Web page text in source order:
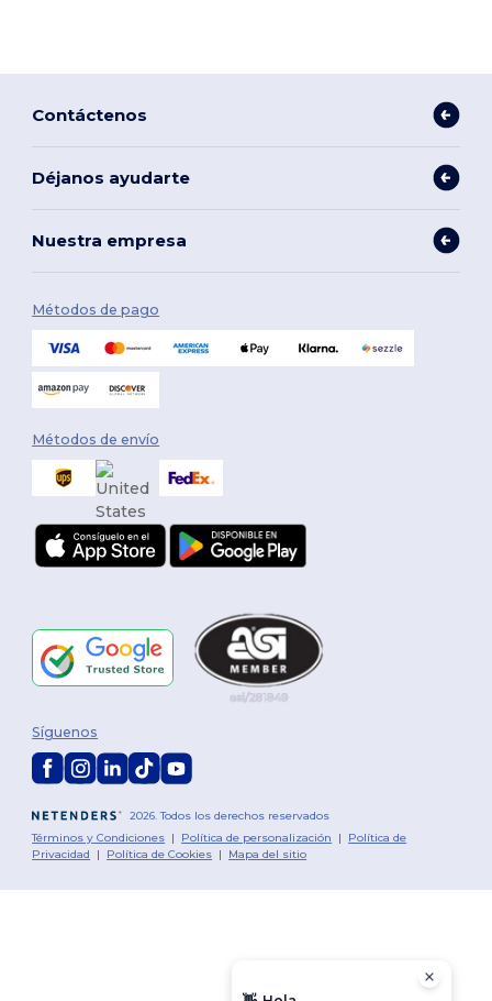
Contáctenos
Déjanos ayudarte
Nuestra empresa
Métodos de pago
Métodos de envío
2026. Todos los derechos reservados
Términos y Condiciones | Política de personalización | Política de
Privacidad | Política de Cookies | Mapa del sitio
Síguenos